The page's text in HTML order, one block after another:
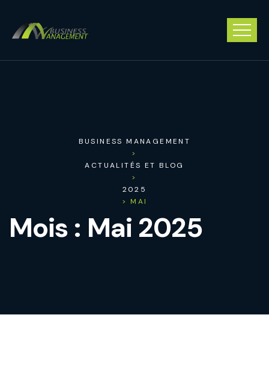
BUSINESS MANAGEMENT
>
ACTUALITÉS ET BLOG
>
2025
> MAI
Mois : Mai 2025